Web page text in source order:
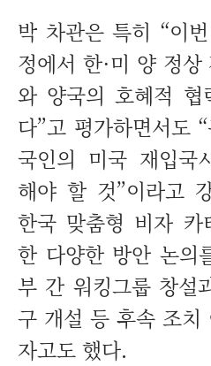
박 차관은 특히 “이
정에서 한·미 양 정
와 양국의 호혜적 협
다”고 평가하면서도
국인의 미국 재입국
해야 할 것”이라고
한국 맞춤형 비자 카
한 다양한 방안 논의
부 간 워킹그룹 창설
구 개설 등 후속 조치
자고도 했다.